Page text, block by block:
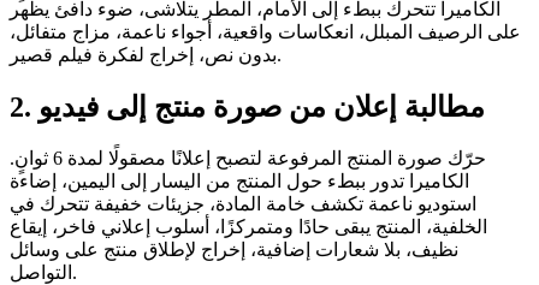
الكاميرا تتحرك ببطء إلى الأمام، المطر يتلاشى، ضوء دافئ يظهر
على الرصيف المبلل، انعكاسات واقعية، أجواء ناعمة، مزاج متفائل،
بدون نص، إخراج لفكرة فيلم قصير.
2. مطالبة إعلان من صورة منتج إلى فيديو
حرّك صورة المنتج المرفوعة لتصبح إعلانًا مصقولًا لمدة 6 ثوانٍ.
الكاميرا تدور ببطء حول المنتج من اليسار إلى اليمين، إضاءة
استوديو ناعمة تكشف خامة المادة، جزيئات خفيفة تتحرك في
الخلفية، المنتج يبقى حادًا ومتمركزًا، أسلوب إعلاني فاخر، إيقاع
نظيف، بلا شعارات إضافية، إخراج لإطلاق منتج على وسائل
التواصل.